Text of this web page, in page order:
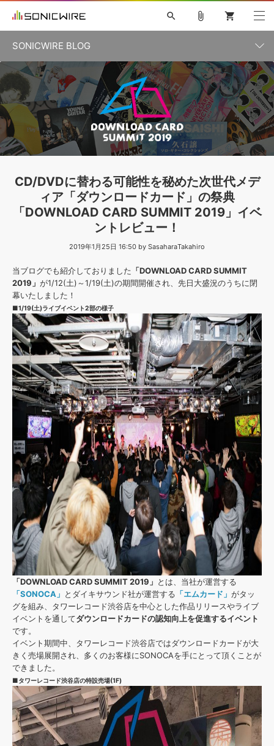
ソフト音源 »
プラグイン・エフェクト »
ソフトウェア／ツール »
効果音 »
BGM »
キャンペーン »
ニュースレター »
SONICWIREブログ »
製品サポート情報 »
DTMガイド »
お問い合わせ »
製作サービス
次世代型ボーカル・エディタ
APS 映像のBGM・セリフを音声分離
SLS 音素材の制作・ライセンス提供
search
初音ミク V4X 鏡音リン・レン V4X
巡音ルカ V4X
ボーカル抜き出し
MEIKO V3 KAITO V3
MASSIVE
SYLENTH1
VOCALOID VIENNA
ライセンスフリーBGM
TOONTRACK
サンプルパックを試そう
MUTANT
シネマティック音源特集
EZdrummer2
KOTO NATION
ソフト音源 プラグイン・エフェクト サンプルパック
ソフトウェア／ツール DAW 効果音 BGM
attach_file shopping_cart
SONICWIRE BLOG
カテゴリ一覧
記事一覧
CD/DVDに替わる可能性を秘めた次世代メデ
ィア「ダウンロードカード」の祭典
「DOWNLOAD CARD SUMMIT 2019」イベ
ントレビュー！
2019年1月25日 16:50 by SasaharaTakahiro
当ブログでも紹介しておりました 「DOWNLOAD CARD SUMMIT
2019」 が1/12(土)～1/19(土)の期間開催され、先日大盛況のうちに閉
幕いたしました！
■1/19(土)ライブイベント2部の様子
「DOWNLOAD CARD SUMMIT 2019」 とは、当社が運営する
「SONOCA」 とダイキサウンド社が運営する 「エムカード」 がタッ
グを組み、タワーレコード渋谷店を中心とした作品リリースやライブ
イベントを通してダウンロードカードの認知向上を促進するイベント
です。
イベント期間中、タワーレコード渋谷店ではダウンロードカードが大
きく売場展開され、多くのお客様にSONOCAを手にとって頂くことが
できました。
■タワーレコード渋谷店の特設売場(1F)